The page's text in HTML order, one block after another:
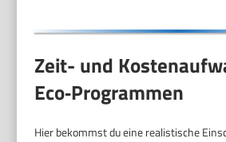
Zeit- und
Eco‑Programmen
Hier bekommst du eine realistische